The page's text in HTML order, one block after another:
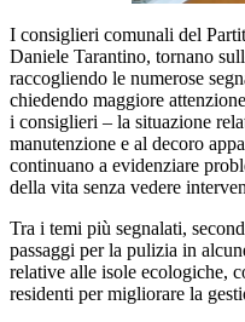
I consiglieri comunali del
Daniele Tarantino, tornano
raccogliendo le numerose
chiedendo maggiore
i consiglieri – la situazione
manutenzione e al decoro
continuano a evidenziare
della vita senza vedere
Tra i temi più segnalati,
passaggi per la pulizia in
relative alle isole ecologiche,
residenti per migliorare la